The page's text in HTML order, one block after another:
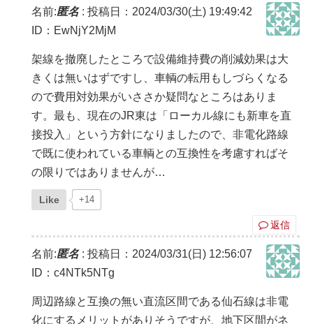
名前:匿名: 投稿日：2024/03/30(土) 19:49:42
ID：EwNjY2MjM
架線を撤廃したところで設備維持費の削減効果は大
きくは無いはずですし、車輌の転用もしづらくなる
ので費用対効果がいささか疑問なところはありま
す。最も、現在のJR東は「ローカル線にも新車を直
接投入」という方針になりましたので、非電化路線
で既に使われている車輌との互換性を考慮すればそ
の限りではありませんが…
Like +14
返信
名前:匿名: 投稿日：2024/03/31(日) 12:56:07
ID：c4NTk5NTg
周辺路線と互換の無い直流区間である仙石線は非電
化にするメリットがありそうですが、地下区間がネ